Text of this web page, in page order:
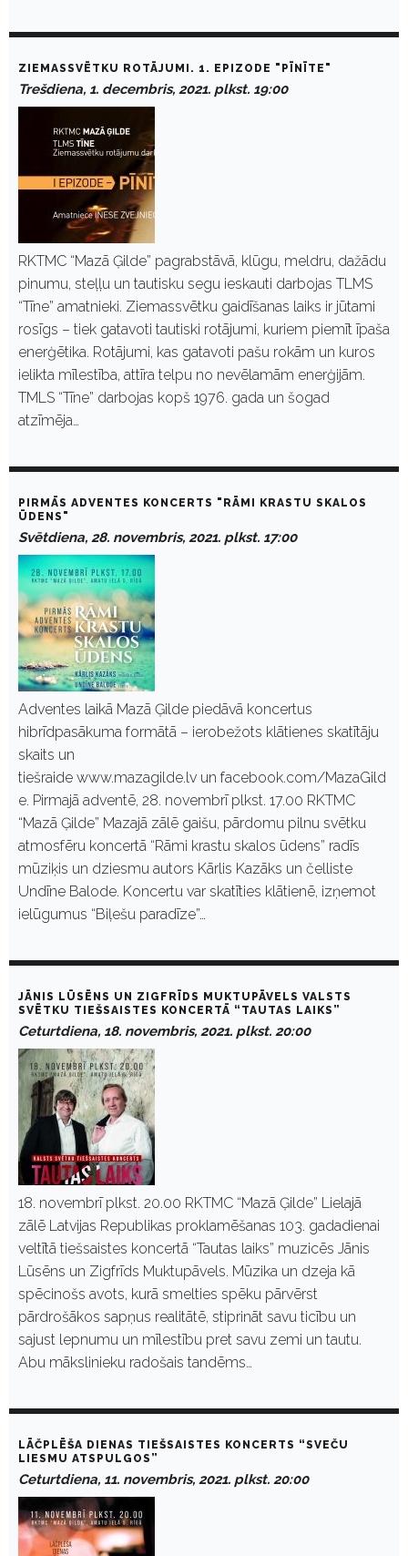
ZIEMASSVĒTKU ROTĀJUMI. 1. EPIZODE "PĪNĪTE"
Trešdiena, 1. decembris, 2021. plkst. 19:00
RKTMC “Mazā Ģilde” pagrabstāvā, klūgu, meldru, dažādu
pinumu, steļļu un tautisku segu ieskauti darbojas TLMS
“Tīne” amatnieki. Ziemassvētku gaidīšanas laiks ir jūtami
rosīgs – tiek gatavoti tautiski rotājumi, kuriem piemīt īpaša
enerģētika. Rotājumi, kas gatavoti pašu rokām un kuros
ielikta mīlestība, attīra telpu no nevēlamām enerģijām.
TMLS “Tīne” darbojas kopš 1976. gada un šogad
atzīmēja…
PIRMĀS ADVENTES KONCERTS "RĀMI KRASTU SKALOS
ŪDENS"
Svētdiena, 28. novembris, 2021. plkst. 17:00
Adventes laikā Mazā Ģilde piedāvā koncertus
hibrīdpasākuma formātā – ierobežots klātienes skatītāju
skaits un
tiešraide www.mazagilde.lv un facebook.com/MazaGild
e. Pirmajā adventē, 28. novembrī plkst. 17.00 RKTMC
“Mazā Ģilde” Mazajā zālē gaišu, pārdomu pilnu svētku
atmosfēru koncertā “Rāmi krastu skalos ūdens” radīs
mūziķis un dziesmu autors Kārlis Kazāks un čelliste
Undīne Balode. Koncertu var skatīties klātienē, izņemot
ielūgumus “Biļešu paradīze”…
JĀNIS LŪSĒNS UN ZIGFRĪDS MUKTUPĀVELS VALSTS
SVĒTKU TIEŠSAISTES KONCERTĀ “TAUTAS LAIKS”
Ceturtdiena, 18. novembris, 2021. plkst. 20:00
18. novembrī plkst. 20.00 RKTMC “Mazā Ģilde” Lielajā
zālē Latvijas Republikas proklamēšanas 103. gadadienai
veltītā tiešsaistes koncertā “Tautas laiks” muzicēs Jānis
Lūsēns un Zigfrīds Muktupāvels. Mūzika un dzeja kā
spēcinošs avots, kurā smelties spēku pārvērst
pārdrošākos sapņus realitātē, stiprināt savu ticību un
sajust lepnumu un mīlestību pret savu zemi un tautu.
Abu mākslinieku radošais tandēms…
LĀČPLĒŠA DIENAS TIEŠSAISTES KONCERTS “SVEČU
LIESMU ATSPULGOS”
Ceturtdiena, 11. novembris, 2021. plkst. 20:00